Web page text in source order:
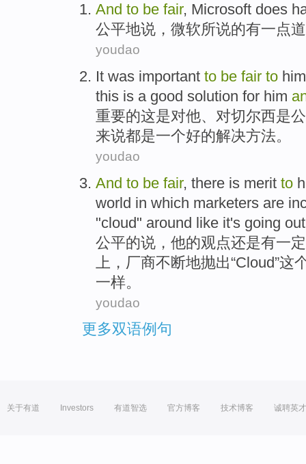
And to be fair, Microsoft does
公平地说， 微软所说的有一点
youdao
It was important to be fair to him
this is a good solution for him
重要的这是对他、对切尔西是
来说都是一个好的解决方法。
youdao
And to be fair, there is merit to
world in which marketers are
"cloud" around like it's going
公平的说， 他的观点还是有一
上， 厂商不断地抛出“Cloud”这
一样。
youdao
更多双语例句
关于有道 Investors 有道智选 官方博客 技术博客 诚聘英才